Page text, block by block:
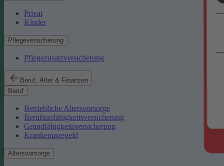
Privat
Kinder
Pflegeversicherung
Pflegezusatzversicherung
Beruf, Alter & Finanzen
Beruf
Betriebliche Altersvorsorge
Berufsunfähigkeitsversicherung
Grundfähigkeitsversicherung
Krankentagegeld
Altersvorsorge